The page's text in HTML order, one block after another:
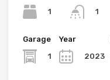
1
1
Garage
1
Year
2023